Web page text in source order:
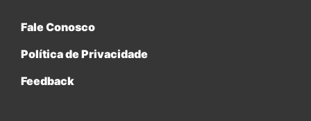
Fale Conosco
Política de Privacidade
Feedback